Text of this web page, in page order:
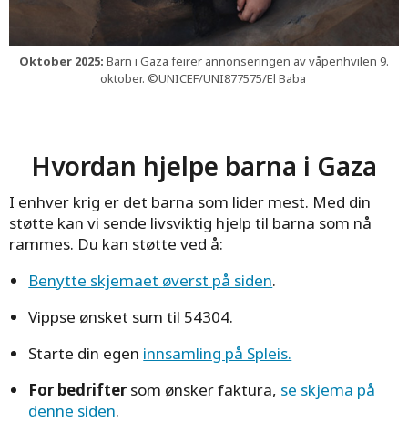
Oktober 2025: Barn i Gaza feirer annonseringen av våpenhvilen 9.
oktober. ©UNICEF/UNI877575/El Baba
Hvordan hjelpe barna i Gaza
I enhver krig er det barna som lider mest. Med din
støtte kan vi sende livsviktig hjelp til barna som nå
rammes. Du kan støtte ved å:
Benytte skjemaet øverst på siden.
Vippse ønsket sum til 54304.
Starte din egen innsamling på Spleis.
For bedriftersom ønsker faktura, se skjema på
denne siden.